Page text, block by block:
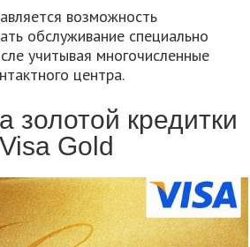
возможность
обслуживание специально
учитывая многочисленные
центра.
золотой кредитки
Gold